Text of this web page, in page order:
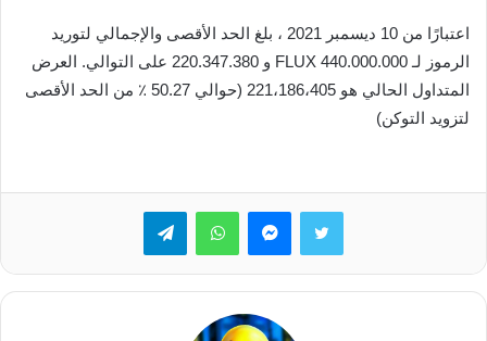
اعتبارًا من 10 ديسمبر 2021 ، بلغ الحد الأقصى والإجمالي لتوريد
الرموز لـ FLUX 440.000.000 و 220.347.380 على التوالي. العرض
المتداول الحالي هو 221،186،405 (حوالي 50.27 ٪ من الحد الأقصى
لتزويد التوكن)
تويتر ماسنجرواتساب تيلقرام